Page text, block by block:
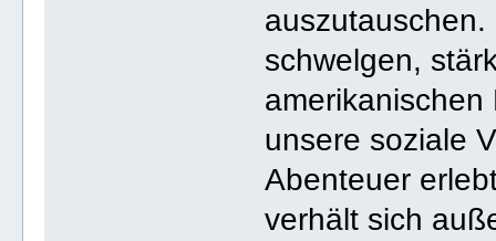
schwelgen,
unsere soziale
Abenteuer
verhält sich